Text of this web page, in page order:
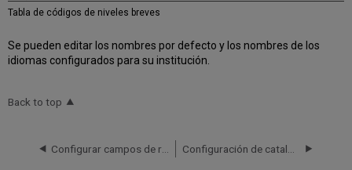
Tabla de códigos de niveles breves
Se pueden editar los nombres por defecto y los nombres de los
idiomas configurados para su institución.
Back to top